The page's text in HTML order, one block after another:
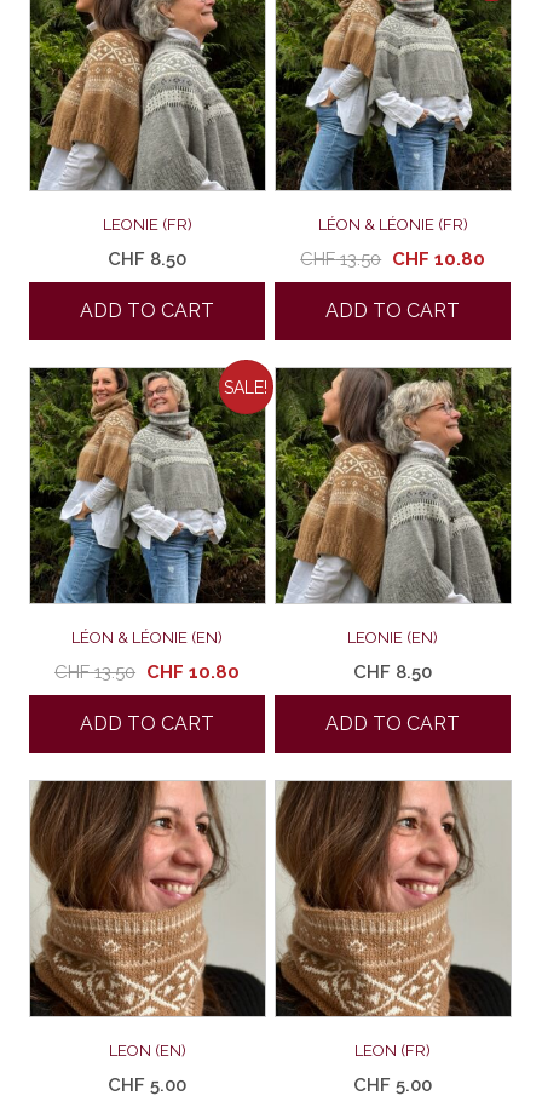
LEONIE (FR)
CHF 8.50
ADD TO CART
LÉON & LÉONIE (FR)
CHF13.50 Le
prix
initial
était :
CHF 13.50.
CHF 10.80
prix
est :
CHF
ADD TO CART
SALE!
LÉON & LÉONIE (EN)
CHF13.50 Le
prix
initial
était :
CHF 13.50.
CHF 10.80
prix
est :
CHF 10.80.
ADD TO CART
LEONIE (EN)
CHF 8.50
ADD TO CART
LEON (EN)
CHF 5.00
LEON (FR)
CHF 5.00